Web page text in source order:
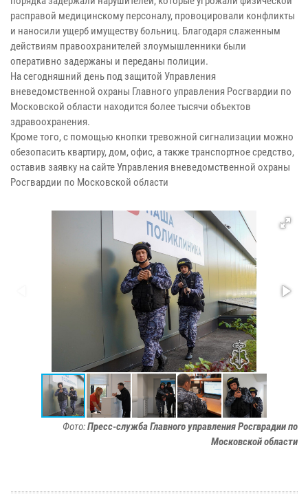
расправой медицинскому персоналу, провоцировали конфликты
и наносили ущерб имуществу больниц. Благодаря слаженным
действиям правоохранителей злоумышленники были
оперативно задержаны и переданы полиции.
На сегодняшний день под защитой Управления
вневедомственной охраны Главного управления Росгвардии по
Московской области находится более тысячи объектов
здравоохранения.
Кроме того, с помощью кнопки тревожной сигнализации можно
обезопасить квартиру, дом, офис, а также транспортное средство,
оставив заявку на сайте Управления вневедомственной охраны
Росгвардии по Московской области
Фото:Пресс-служба Главного управления Росгврадии по
Московской области